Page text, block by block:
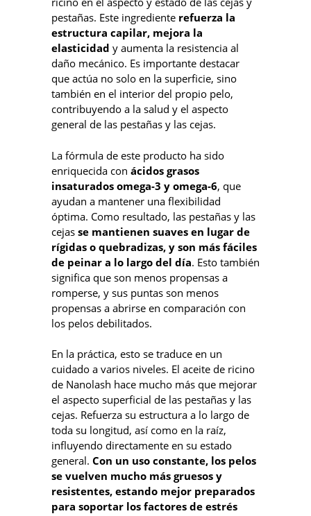
pestañas. Este ingrediente refuerza la
estructura capilar, mejora la
elasticidad y aumenta la resistencia al
daño mecánico. Es importante destacar
que actúa no solo en la superficie, sino
también en el interior del propio pelo,
contribuyendo a la salud y el aspecto
general de las pestañas y las cejas.
La fórmula de este producto ha sido
enriquecida con ácidos grasos
insaturados omega-3 y omega-6, que
ayudan a mantener una flexibilidad
óptima. Como resultado, las pestañas y las
cejas se mantienen suaves en lugar de
rígidas o quebradizas, y son más fáciles
de peinar a lo largo del día. Esto también
significa que son menos propensas a
romperse, y sus puntas son menos
propensas a abrirse en comparación con
los pelos debilitados.
En la práctica, esto se traduce en un
cuidado a varios niveles. El aceite de ricino
de Nanolash hace mucho más que mejorar
el aspecto superficial de las pestañas y las
cejas. Refuerza su estructura a lo largo de
toda su longitud, así como en la raíz,
influyendo directamente en su estado
general. Con un uso constante, los pelos
se vuelven mucho más gruesos y
resistentes, estando mejor preparados
para soportar los factores de estrés